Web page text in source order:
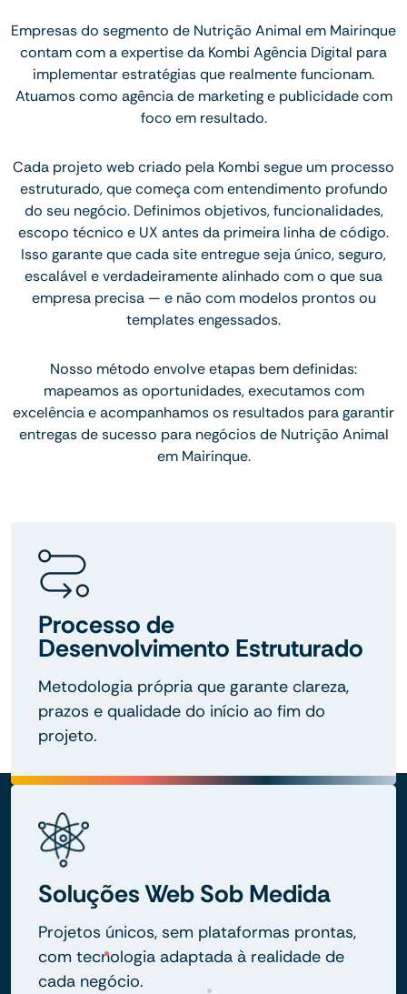
Empresas do segmento de Nutrição Animal em Mairinque
contam com a expertise da Kombi Agência Digital para
implementar estratégias que realmente funcionam.
Atuamos como agência de marketing e publicidade com
foco em resultado.
Cada projeto web criado pela Kombi segue um processo
estruturado, que começa com entendimento profundo
do seu negócio. Definimos objetivos, funcionalidades,
escopo técnico e UX antes da primeira linha de código.
Isso garante que cada site entregue seja único, seguro,
escalável e verdadeiramente alinhado com o que sua
empresa precisa — e não com modelos prontos ou
templates engessados.
Nosso método envolve etapas bem definidas:
mapeamos as oportunidades, executamos com
excelência e acompanhamos os resultados para garantir
entregas de sucesso para negócios de Nutrição Animal
em Mairinque.
Processo de
Desenvolvimento Estruturado
Metodologia própria que garante clareza,
prazos e qualidade do início ao fim do
projeto.
Soluções Web Sob Medida
Projetos únicos, sem plataformas prontas,
com tecnologia adaptada à realidade de
cada negócio.